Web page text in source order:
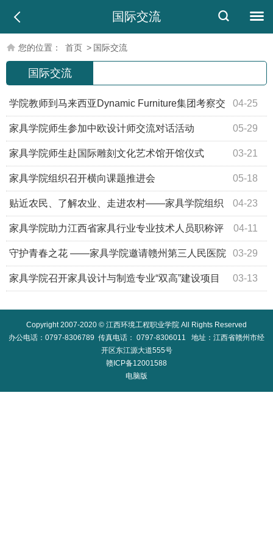
国际交流
您的位置： 首页 > 国际交流
国际交流
04-25
学院教师到马来西亚Dynamic Furniture集团考察交
流 05-29
家具学院师生参加中欧设计师交流对话活动
03-21
家具学院师生赴国际雕刻文化艺术馆开馆仪式
05-18
家具学院组织召开横向课题推进会
04-23
贴近农民、了解农业、走进农村——家具学院组织
师生感受农耕文化 04-11
家具学院助力江西省家具行业专业技术人员职称评
定办法制定工作 03-29
守护青春之花 ——家具学院邀请赣州第三人民医院
专家开展心理健康讲座 03-13
家具学院召开家具设计与制造专业“双高”建设项目
Copyright 2007-2020 © 江西环境工程职业学院 All Rights Reserved
办公电话：0797-8306789 传真电话： 0797-8306011 地址：江西省赣州市经
开区东江源大道555号
赣ICP备12001588
电脑版